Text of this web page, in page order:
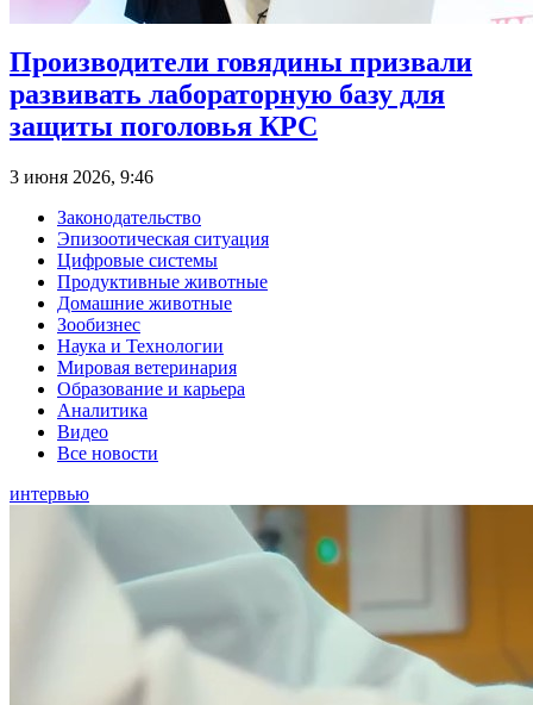
Производители говядины призвали
развивать лабораторную базу для
защиты поголовья КРС
3 июня 2026, 9:46
Законодательство
Эпизоотическая ситуация
Цифровые системы
Продуктивные животные
Домашние животные
Зообизнес
Наука и Технологии
Мировая ветеринария
Образование и карьера
Аналитика
Видео
Все новости
интервью